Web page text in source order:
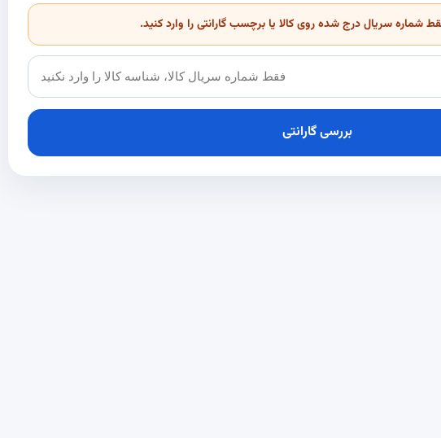
شماره سریال درج شده روی کالا یا برچسب گارانتی را وارد کنید.
بررسی گارانتی